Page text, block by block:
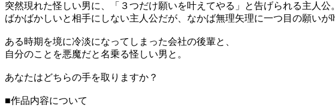
突然現れた怪しい男に、「３つだけ願いを叶えてやる」と告げられる主人公。
ばかばかしいと相手にしない主人公だが、なかば無理矢理に一つ目の願い
ある時期を境に冷淡になってしまった会社の後輩と、
自分のことを悪魔だと名乗る怪しい男と。
あなたはどちらの手を取りますか？
■作品内容について